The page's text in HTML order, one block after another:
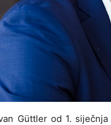
Güttler od 1. siječnja